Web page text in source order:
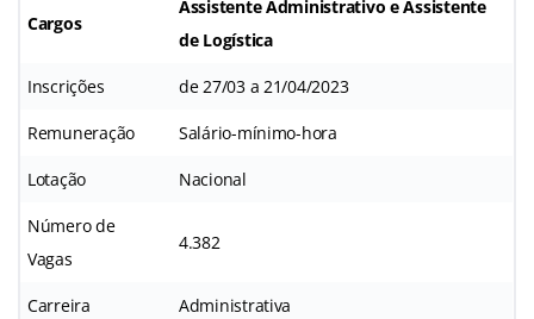
Cargos
Assistente Administrativo e Assistente
de Logística
Inscrições de 27/03 a 21/04/2023
Remuneração Salário-mínimo-hora
Lotação Nacional
Número de
Vagas
4.382
Carreira Administrativa